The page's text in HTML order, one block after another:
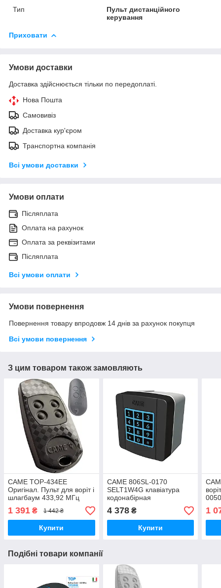
Тип
Пульт дистанційного
керування
Приховати
Умови доставки
Доставка здійснюється тільки по передоплаті.
Нова Пошта
Самовивіз
Доставка кур'єром
Транспортна компанія
Всі умови доставки
Умови оплати
Післяплата
Оплата на рахунок
Оплата за реквізитами
Післяплата
Всі умови оплати
Умови повернення
Повернення товару впродовж 14 днів за рахунок покупця
Всі умови повернення
З цим товаром також замовляють
CAME TOP-434EE
Оригінал. Пульт для воріт і
шлагбаум 433,92 МГц
1 391 ₴ 1 442 ₴
Купити
CAME 806SL-0170
SELT1W4G клавіатура
кодонабірная
безпровідна, накладна,
433.92 МГц
4 378₴
Купити
1
Подібні товари компанії